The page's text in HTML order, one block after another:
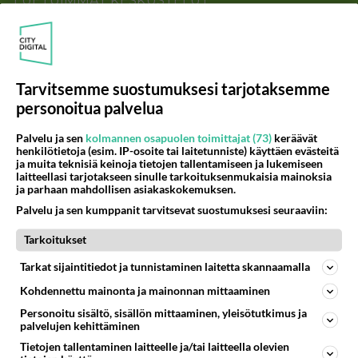
PÄIVÄ
Martinan bisneksillä ei mene hyvin
05.08.2026 05:51
Kotimaiset julkkisjuorut
Tiesitkö? Martina Aitolehden isäpuoli on tämä suosittu laulaja
Martina Aitolehti on seurattu julkisuuden henkilö. Lähipiiriin mahtuu muitakin tunnettuja henkilöitä. Tiesitkö, että Ma
05.08.2026 07:23
Kotimaiset julkkisjuorut
1137
Mitä töitä kaivattusi on tehnyt?
😅
05.08.2026 13:25
Ikävä
902
Voiko meidän välit
05.08.2026 05:34
Ikävä
72
901
444
837
Tarvitsemme suostumuksesi tarjotaksemme
personoitua palvelua
Palvelu ja sen kolmannen osapuolen toimittajat (73) keräävät
henkilötietoja (esim. IP-osoite tai laitetunniste) käyttäen evästeitä
ja muita teknisiä keinoja tietojen tallentamiseen ja lukemiseen
laitteellasi tarjotakseen sinulle tarkoituksenmukaisia mainoksia
ja parhaan mahdollisen asiakaskokemuksen.
Palvelu ja sen kumppanit tarvitsevat suostumuksesi seuraaviin:
Tarkoitukset
Tarkat sijaintitiedot ja tunnistaminen laitetta skannaamalla
Kohdennettu mainonta ja mainonnan mittaaminen
Personoitu sisältö, sisällön mittaaminen, yleisötutkimus ja
palvelujen kehittäminen
Tietojen tallentaminen laitteelle ja/tai laitteella olevien